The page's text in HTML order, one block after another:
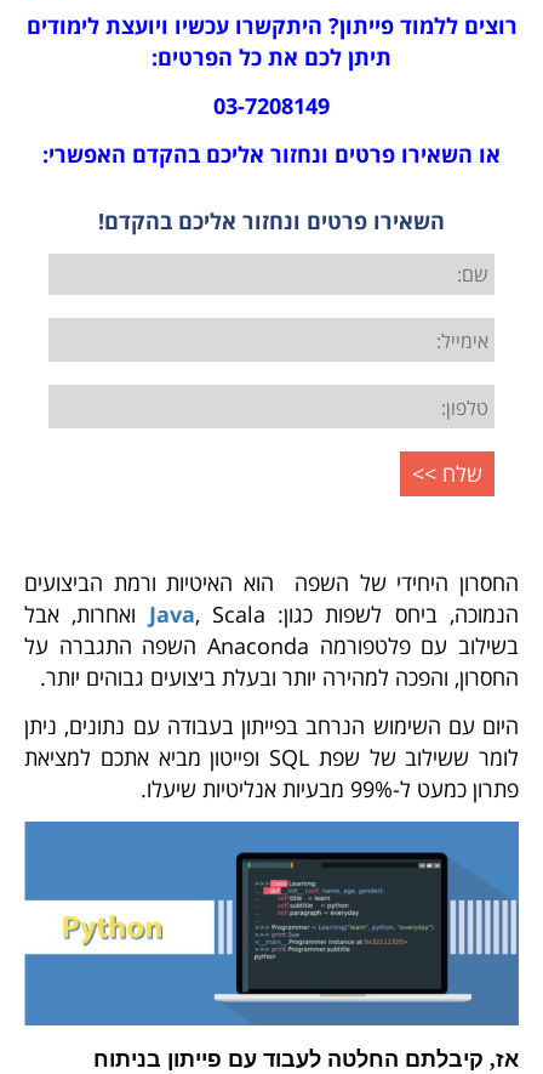
רוצים ללמוד פייתון? היתקשרו עכשיו ויועצת לימודים
תיתן לכם את כל הפרטים:
03-7208149
או השאירו פרטים ונחזור אליכם בהקדם האפשרי:
השאירו פרטים ונחזור אליכם בהקדם!
החסרון היחידי של השפה הוא האיטיות ורמת הביצועים
הנמוכה, ביחס לשפות כגון:
Java , Scala ואחרות, אבל
בשילוב עם פלטפורמה Anaconda השפה התגברה על
החסרון, והפכה למהירה יותר ובעלת ביצועים גבוהים יותר.
היום עם השימוש הנרחב בפייתון בעבודה עם נתונים, ניתן
לומר ששילוב של שפת SQL ופייטון מביא אתכם למציאת
פתרון כמעט ל-99% מבעיות אנליטיות שיעלו.
אז, קיבלתם החלטה לעבוד עם פייתון בניתוח